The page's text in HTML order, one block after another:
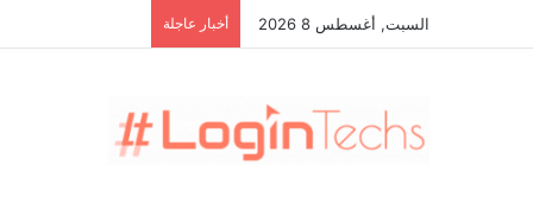
السبت, أغسطس 8 2026 أخبار عاجلة